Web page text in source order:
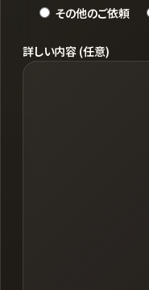
その他のご依頼
詳しい内容 (任意)